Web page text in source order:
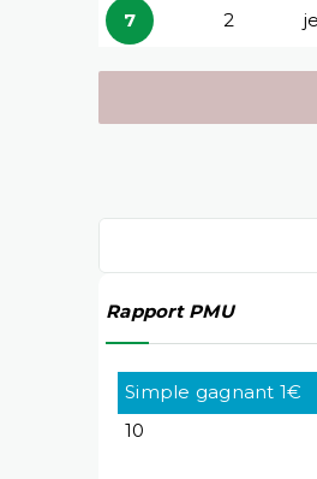
7 2
Rapport PMU
Simple gagnant 1€
10